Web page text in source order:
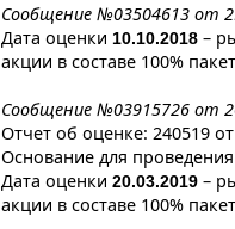
Сообщение №03504613 от
Дата оценки 10.10.2018 –
акции в составе 100%
Сообщение №03915726 от
Отчет об оценке: 240519
Основание для
Дата оценки 20.03.2019 –
акции в составе 100%